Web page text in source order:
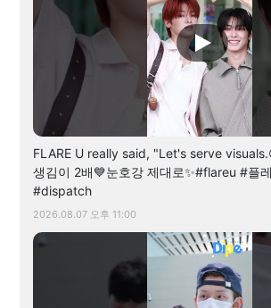
FLARE U really said, "Let's serve
생김이 2배💙눈호강 제대로✨#flareu #플
#dispatch
2026.08.07 오후 11:00